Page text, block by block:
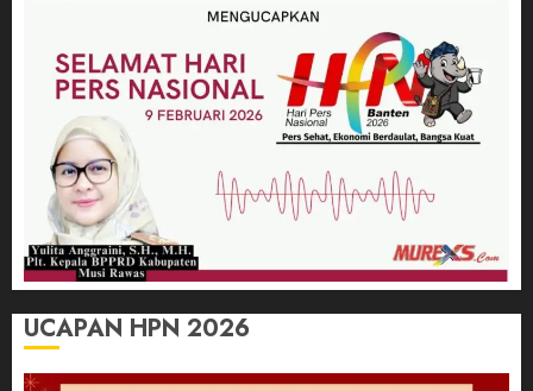
UCAPAN HPN 2026